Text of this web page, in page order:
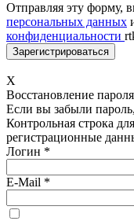
Отправляя эту форму,
персональных данных
конфиденциальности
X
Восстановление пароля
Если вы забыли
Контрольная строка
регистрационные
Логин *
E-Mail *